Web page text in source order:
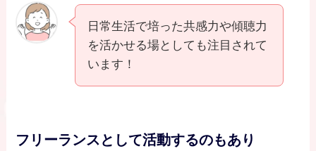
日常生活で培った共感力や傾聴力
を活かせる場としても注目されて
います！
フリーランスとして活動するのもあり